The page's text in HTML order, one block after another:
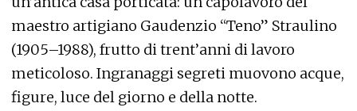
maestro artigiano Gaudenzio “Teno” Straulino
(1905–1988), frutto di trent’anni di lavoro
meticoloso. Ingranaggi segreti muovono acque,
figure, luce del giorno e della notte.